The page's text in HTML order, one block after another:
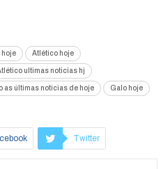
hoje Atlético hoje
ultimas noticias hj
as últimas notícias de hoje Galo hoje
Twitter